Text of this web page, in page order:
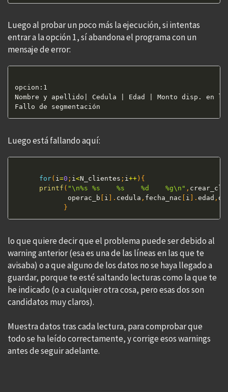
Luego al probar un poco más la ejecución, si intentas
entrar a la opción 1, sí abandona el programa con un
mensaje de error:
opcion:1
Nombre y apellido| Cedula | Edad | Monto disp. en
Luego está fallando aquí:
for( i =0 ; i <N_clientes ; i ++) {
printf ( "\n%s %s    %s    %d    %g\n" ,
             operac_b
[ i ] . cedula , fecha_nac [ i ] . edad ,
}
lo que quiere decir que el problema puede ser debido al
warning anterior (esa es una de las líneas en las que te
avisaba) o a que alguno de los datos no se haya llegado a
guardar, porque te esté saltando lecturas como la que te
he indicado (o a cualquier otra cosa, pero esas dos son
candidatos muy claros).
Muestra datos tras cada lectura, para comprobar que
todo se ha leído correctamente, y corrige esos warnings
antes de seguir adelante.